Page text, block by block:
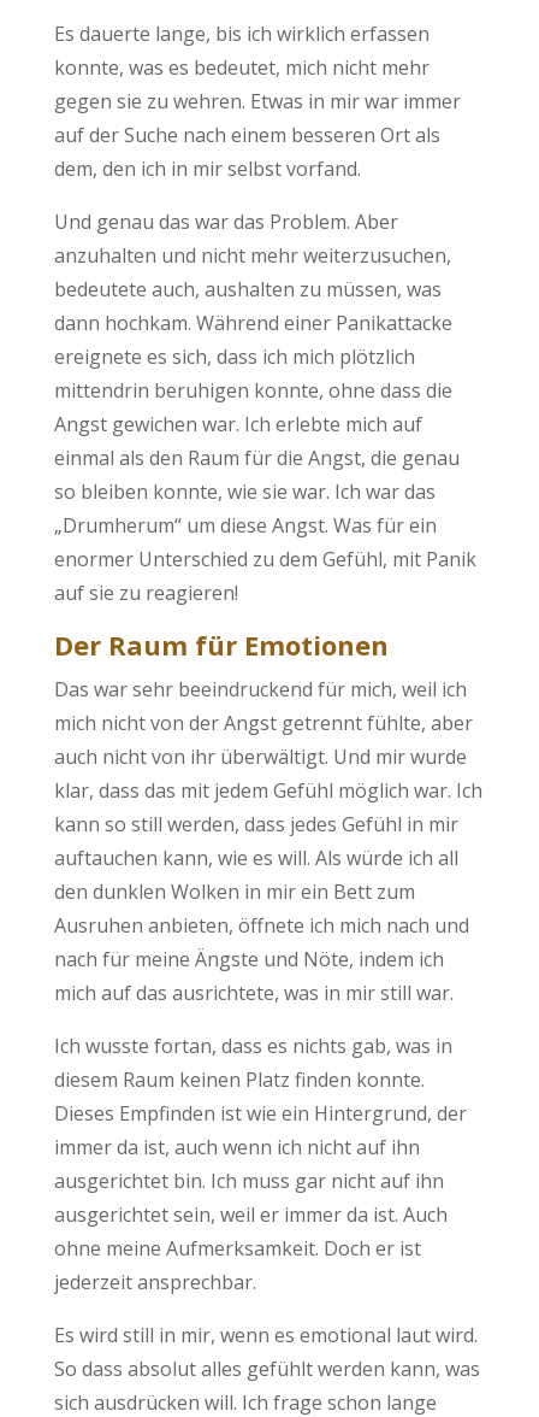
Es dauerte lange, bis ich wirklich erfassen
konnte, was es bedeutet, mich nicht mehr
gegen sie zu wehren. Etwas in mir war immer
auf der Suche nach einem besseren Ort als
dem, den ich in mir selbst vorfand.
Und genau das war das Problem. Aber
anzuhalten und nicht mehr weiterzusuchen,
bedeutete auch, aushalten zu müssen, was
dann hochkam. Während einer Panikattacke
ereignete es sich, dass ich mich plötzlich
mittendrin beruhigen konnte, ohne dass die
Angst gewichen war. Ich erlebte mich auf
einmal als den Raum für die Angst, die genau
so bleiben konnte, wie sie war. Ich war das
„Drumherum“ um diese Angst. Was für ein
enormer Unterschied zu dem Gefühl, mit Panik
auf sie zu reagieren!
Der Raum für Emotionen
Das war sehr beeindruckend für mich, weil ich
mich nicht von der Angst getrennt fühlte, aber
auch nicht von ihr überwältigt. Und mir wurde
klar, dass das mit jedem Gefühl möglich war. Ich
kann so still werden, dass jedes Gefühl in mir
auftauchen kann, wie es will. Als würde ich all
den dunklen Wolken in mir ein Bett zum
Ausruhen anbieten, öffnete ich mich nach und
nach für meine Ängste und Nöte, indem ich
mich auf das ausrichtete, was in mir still war.
Ich wusste fortan, dass es nichts gab, was in
diesem Raum keinen Platz finden konnte.
Dieses Empfinden ist wie ein Hintergrund, der
immer da ist, auch wenn ich nicht auf ihn
ausgerichtet bin. Ich muss gar nicht auf ihn
ausgerichtet sein, weil er immer da ist. Auch
ohne meine Aufmerksamkeit. Doch er ist
jederzeit ansprechbar.
Es wird still in mir, wenn es emotional laut wird.
So dass absolut alles gefühlt werden kann, was
sich ausdrücken will. Ich frage schon lange